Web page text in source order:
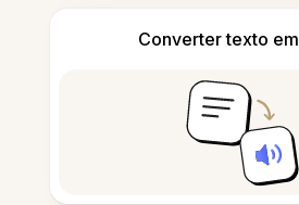
Converter texto